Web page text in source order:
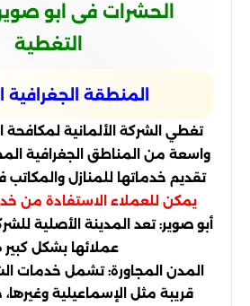
الحشرات فى ابو
التغطية
المنطقة الجغرافية
تغطي الشركة الألمانية
واسعة من المناطق الجغرافية
تقديم خدماتها للمنازل
يمكن للعملاء الاستفادة من
أبو صوير: تعد المدينة الأصلية
عملائها بشكل كبير
المدن المجاورة: تشمل خدمات
قريبة مثل الإسماعيلية